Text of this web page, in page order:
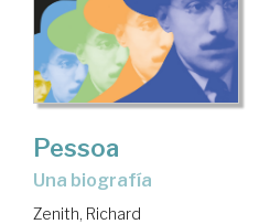
Pessoa
Una biografía
Zenith, Richard